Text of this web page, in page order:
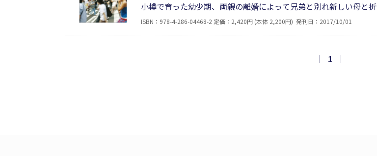
小樽で育った幼少期、両親の離婚によって兄弟と別れ新しい母と
世界を見てみたいと定時制高校卒業を機に上京を心に決めた青年
記者を経て、渋谷区議会議員として奮闘する現在。その自らの軌
ISBN：978-4-286-04468-2 定価：2,420円 (本体 2,200円) 発刊日：2017/10/01
｜ 1 ｜